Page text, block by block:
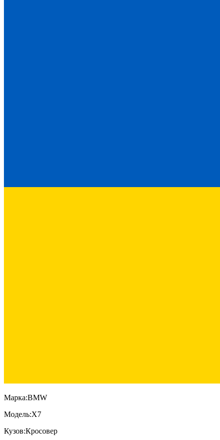
Марка:BMW
Модель:X7
Кузов:Кросовер